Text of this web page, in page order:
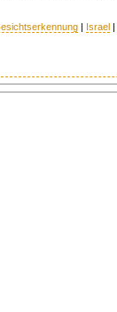
| Israel |